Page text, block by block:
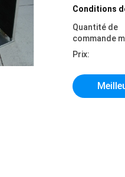
Conditions
Quantité de
commande
Prix: